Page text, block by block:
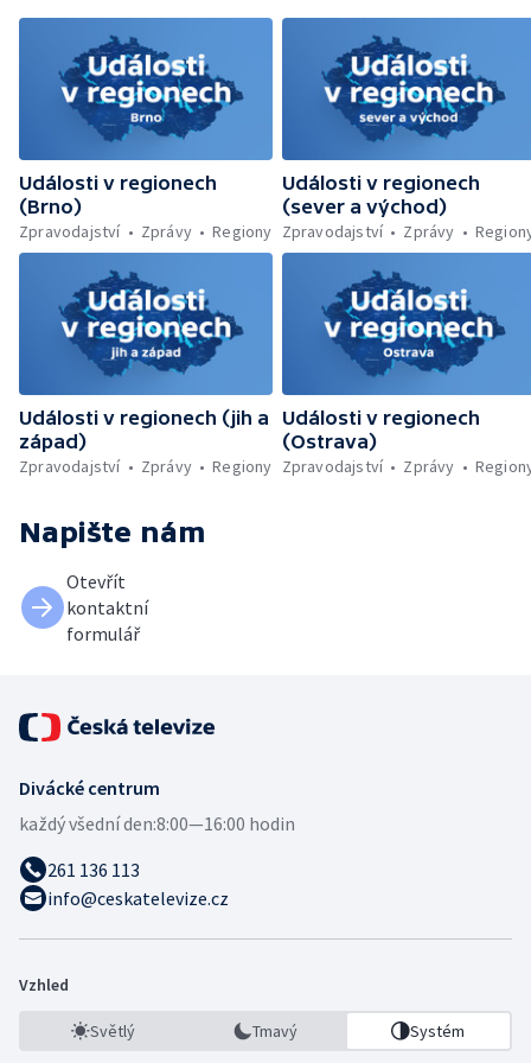
Náchodsku — Znovuotevření rozhledny na
Libíně — Obchvat Náchoda je zhruba v
polovině — Požár v kempu na Pardubicku —
Wonkův most po rekonstrukci — Letiště
Václava Havla odbavilo 8 milionů cestujících
— V Plzni přibývá nelegálních graffiti
Události v regionech
(Brno)
Zpravodajství
Zprávy Regiony
Události v regionech
(sever a východ)
Zpravodajství
Zprávy
Události v regionech (jih a
západ)
Zpravodajství
Zprávy Regiony
Události v regionech
(Ostrava)
Zpravodajství
Zprávy
Napište nám
Otevřít
kontaktní
formulář
Divácké centrum
každý všední den:8:00—16:00 hodin
261 136 113
info@ceskatelevize.cz
Vzhled
Světlý Tmavý Systém